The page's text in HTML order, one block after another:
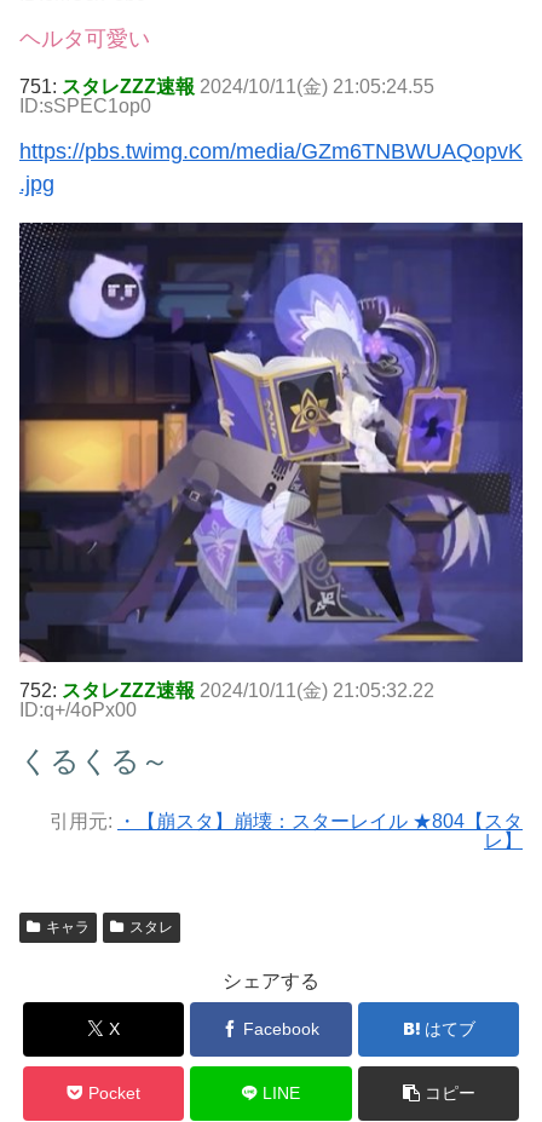
ヘルタ可愛い
751: スタレZZZ速報 2024/10/11(金) 21:05:24.55
ID:sSPEC1op0
https://pbs.twimg.com/media/GZm6TNBWUAQopvK
.jpg
752: スタレZZZ速報 2024/10/11(金) 21:05:32.22
ID:q+/4oPx00
くるくる～
引用元:
・【崩スタ】崩壊：スターレイル ★804【スタ
レ】
キャラ スタレ
シェアする
X Facebook はてブ
Pocket LINE コピー